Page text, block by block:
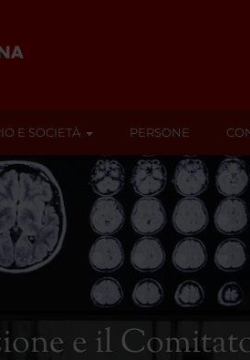
E SOCIETÀ PERSONE
e il